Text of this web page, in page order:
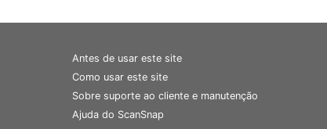
Antes de usar este site
Como usar este site
Sobre suporte ao cliente e manutenção
Ajuda do ScanSnap